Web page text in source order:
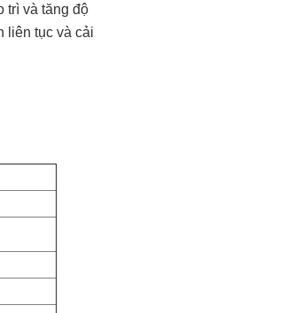
trì và tăng độ
liên tục và cải